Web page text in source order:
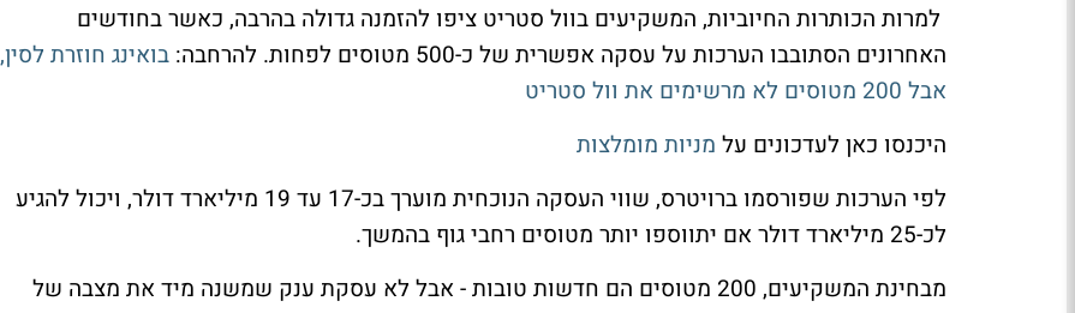
למרות הכותרות החיוביות, המשקיעים בוול סטריט ציפו להזמנה גדולה בהרבה, כאשר בחודשים
האחרונים הסתובבו הערכות על עסקה אפשרית של כ-500 מטוסים לפחות. להרחבה:
בואינג חוזרת לסין,
אבל 200 מטוסים לא מרשימים את וול סטריט
היכנסו כאן לעדכונים על מניות מומלצות
לפי הערכות שפורסמו ברויטרס, שווי העסקה הנוכחית מוערך בכ-17 עד 19 מיליארד דולר, ויכול להגיע
לכ-25 מיליארד דולר אם יתווספו יותר מטוסים רחבי גוף בהמשך.
מבחינת המשקיעים, 200 מטוסים הם חדשות טובות - אבל לא עסקת ענק שמשנה מיד את מצבה של